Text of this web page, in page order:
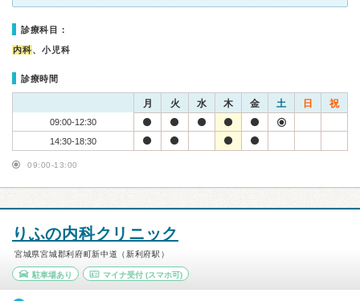
診療科目：
内科、小児科
診療時間
月 火 水 木 金 土 日 祝
09:00-12:30
14:30-18:30
09:00-13:00
りふの内科クリニック
宮城県宮城郡利府町新中道（新利府駅）
駐車場あり マイナ受付(スマホ可)